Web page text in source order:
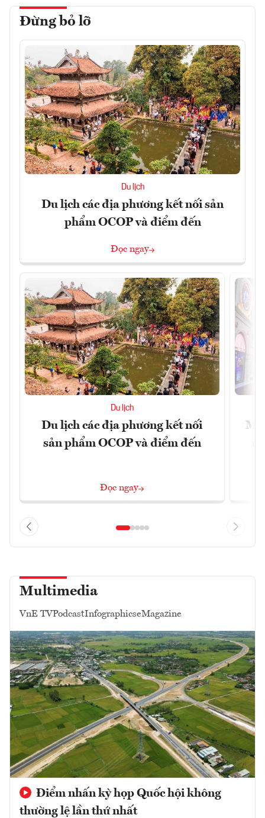
Đừng bỏ lỡ
Du lịch
Du lịch các địa phương kết nối sản
phẩm OCOP và điểm đến
Đọc ngay
Du lịch
Du lịch các địa phương kết nối
sản phẩm OCOP và điểm đến
Đọc ngay
Multimedia
VnE TVPodcastInfographicseMagazine
Điểm nhấn kỳ họp Quốc hội không
thường lệ lần thứ nhất